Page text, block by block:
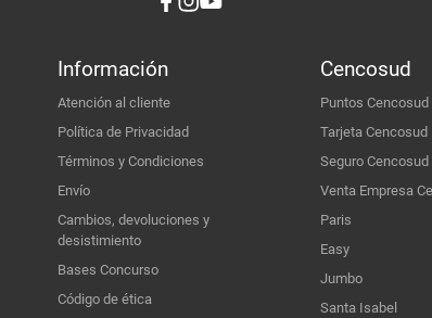
Información
Atención al cliente
Política de Privacidad
Términos y Condiciones
Envío
Cambios, devoluciones y
desistimiento
Bases Concurso
Código de ética
Cencosud
Puntos Cencosud
Tarjeta Cencosud
Seguro Cencosud
Venta Empresa
Paris
Easy
Jumbo
Santa Isabel